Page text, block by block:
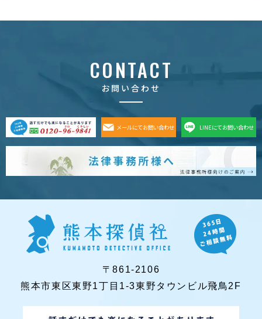
CONTACT
お問い合わせ
メールにてお問い合わせ LINEにてお問い合わせ
〒861-2106
熊本市東区東野1丁目1-3東野タウンビル飛鳥2F